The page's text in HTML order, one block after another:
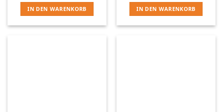
IN DEN WARENKORB IN DEN WARENKORB